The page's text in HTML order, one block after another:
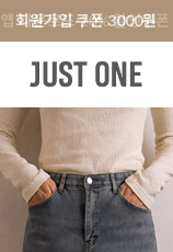
앱 다운로드 10% 할인쿠폰
회원가입 쿠폰 3000원
앱 다운로드 10% 할인쿠폰
오늘출발 MADE . J